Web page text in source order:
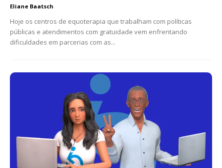
Eliane Baatsch
Hoje os centros de equoterapia que trabalham com políticas
públicas e atendimentos com gratuidade vem enfrentando
dificuldades em parcerias com as...